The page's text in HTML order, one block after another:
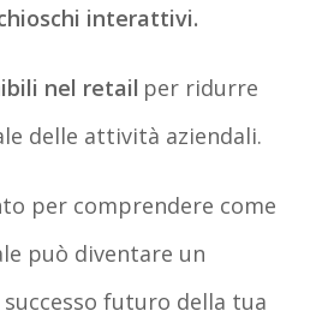
interattivi.
nel retail per ridurre
delle attività aziendali.
per comprendere come
può diventare un
futuro della tua